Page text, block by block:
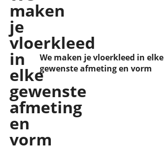
We maken je vloerkleed in elke
gewenste afmeting en vorm